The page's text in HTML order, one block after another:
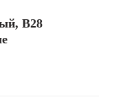
B28